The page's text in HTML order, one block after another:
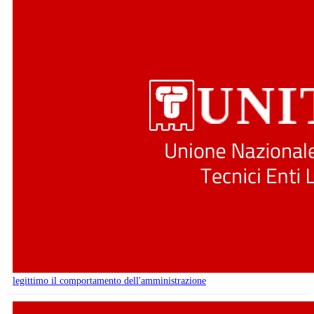
legittimo il comportamento dell'amministrazione